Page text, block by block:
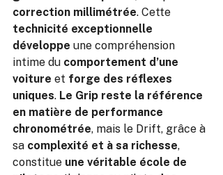
correction millimétrée. Cette
technicité exceptionnelle
développe une compréhension
intime du comportement d’une
voiture et forge des réflexes
uniques. Le Grip reste la référence
en matière de performance
chronométrée, mais le Drift, grâce à
sa complexité et à sa richesse,
constitue une véritable école de